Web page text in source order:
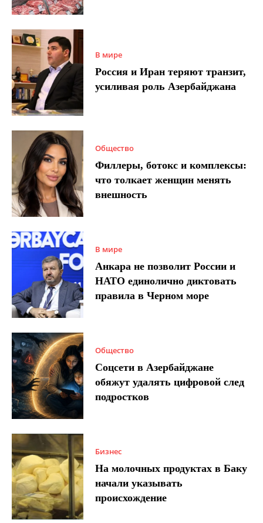
В мире
Россия и Иран теряют транзит,
усиливая роль Азербайджана
Общество
Филлеры, ботокс и комплексы:
что толкает женщин менять
внешность
В мире
Анкара не позволит России и
НАТО единолично диктовать
правила в Черном море
Общество
Соцсети в Азербайджане
обяжут удалять цифровой след
подростков
Бизнес
На молочных продуктах в Баку
начали указывать
происхождение